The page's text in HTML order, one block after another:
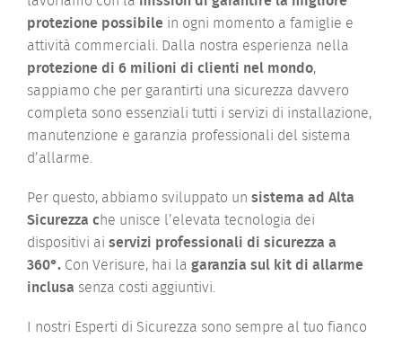
protezione possibile in ogni momento a famiglie e
attività commerciali. Dalla nostra esperienza nella
protezione di 6 milioni di clienti nel mondo,
sappiamo che per garantirti una sicurezza davvero
completa sono essenziali tutti i servizi di installazione,
manutenzione e garanzia professionali del sistema
d’allarme.
Per questo, abbiamo sviluppato un sistema ad Alta
Sicurezza che unisce l’elevata tecnologia dei
dispositivi ai servizi professionali di sicurezza a
360°. Con Verisure, hai la garanzia sul kit di allarme
inclusa senza costi aggiuntivi.
I nostri Esperti di Sicurezza sono sempre al tuo fianco